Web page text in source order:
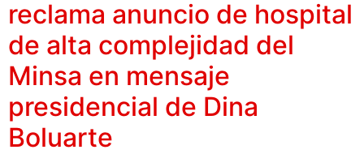
reclama anuncio de hospital
de alta complejidad del
Minsa en mensaje
presidencial de Dina
Boluarte